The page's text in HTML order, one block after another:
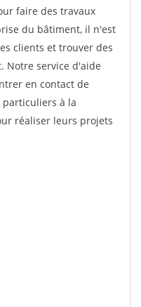
faire des travaux
du bâtiment, il n'est
clients et trouver des
Notre service d'aide
en contact de
particuliers à la
réaliser leurs projets